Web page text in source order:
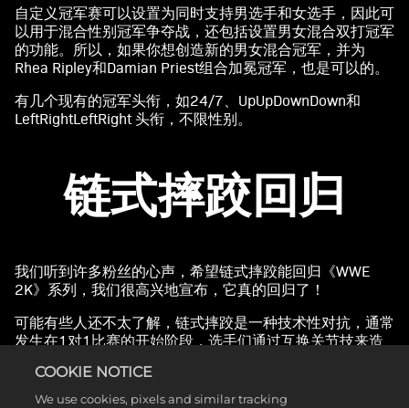
自定义冠军赛可以设置为同时支持男选手和女选手，因此可
以用于混合性别冠军争夺战，还包括设置男女混合双打冠军
的功能。所以，如果你想创造新的男女混合冠军，并为
Rhea Ripley和Damian Priest组合加冕冠军，也是可以的。
有几个现有的冠军头衔，如24/7、UpUpDownDown和
LeftRightLeftRight 头衔，不限性别。
链式摔跤回归
我们听到许多粉丝的心声，希望链式摔跤能回归《WWE
2K》系列，我们很高兴地宣布，它真的回归了！
可能有些人还不太了解，链式摔跤是一种技术性对抗，通常
发生在1对1比赛的开始阶段，选手们通过互换关节技来造
中，摔跤选手在比赛开始时会获得链式摔跤加成，这将触发
从抓取开始的这一机制。
COOKIE NOTICE
We use cookies, pixels and similar tracking